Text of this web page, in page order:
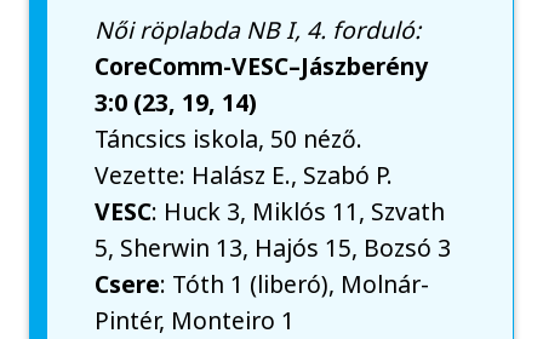
Női röplabda NB I, 4. forduló:
CoreComm-VESC–Jászberény
3:0 (23, 19, 14)
Táncsics iskola, 50 néző.
Vezette: Halász E., Szabó P.
VESC: Huck 3, Miklós 11, Szvath
5, Sherwin 13, Hajós 15, Bozsó 3
Csere: Tóth 1 (liberó), Molnár-
Pintér, Monteiro 1